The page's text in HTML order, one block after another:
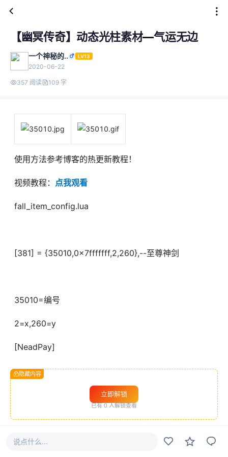
【幽冥传奇】动态光柱素材—气运无边
一个神秘的.. LV13
2020-06-22
357 阅读 109 字
使用方法参考博客的热更新教程！
视频教程： 点我观看
fall_item_config.lua
[381] = {35010,0x7fffffff,2,260},--至尊神剑
35010=编号
2=x,260=y
[NeadPay]
隐藏内容
立即解锁
已有 0 人解锁查看
# 幽冥传奇
说点什么...